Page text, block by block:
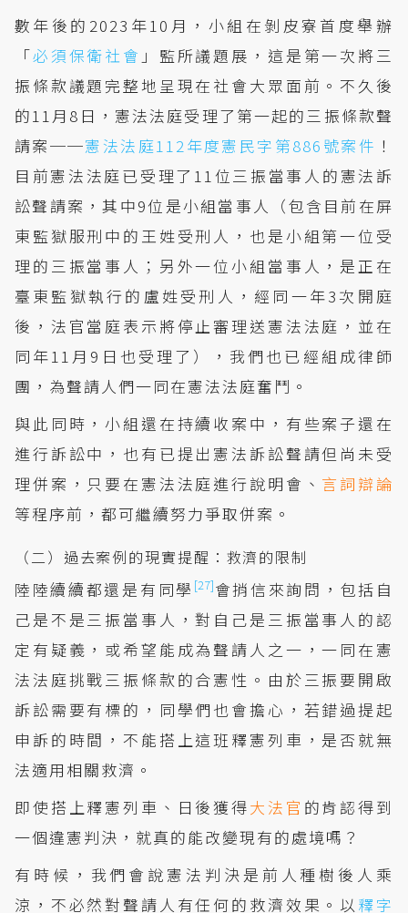
數年後的2023年10月，小組在剝皮寮首度舉辦
「必須保衛社會 」監所議題展，這是第一次將三
振條款議題完整地呈現在社會大眾面前。不久後
的11月8日，憲法法庭受理了第一起的三振條款聲
請案──憲法法庭112年度憲民字第886號案件 ！
目前憲法法庭已受理了11位三振當事人的憲法訴
訟聲請案，其中9位是小組當事人（包含目前在屏
東監獄服刑中的王姓受刑人，也是小組第一位受
理的三振當事人；另外一位小組當事人，是正在
臺東監獄執行的盧姓受刑人，經同一年3次開庭
後，法官當庭表示將停止審理送憲法法庭，並在
同年11月9日也受理了），我們也已經組成律師
團，為聲請人們一同在憲法法庭奮鬥。
與此同時，小組還在持續收案中，有些案子還在
進行訴訟中，也有已提出憲法訴訟聲請但尚未受
理併案，只要在憲法法庭進行說明會、 言詞辯論
等程序前，都可繼續努力爭取併案。
（二）過去案例的現實提醒：救濟的限制
陸陸續續都還是有同學 [27]會捎信來詢問，包括自
己是不是三振當事人，對自己是三振當事人的認
定有疑義，或希望能成為聲請人之一，一同在憲
法法庭挑戰三振條款的合憲性。由於三振要開啟
訴訟需要有標的，同學們也會擔心，若錯過提起
申訴的時間，不能搭上這班釋憲列車，是否就無
法適用相關救濟。
即使搭上釋憲列車、日後獲得大法官 的肯認得到
一個違憲判決，就真的能改變現有的處境嗎？
有時候，我們會說憲法判決是前人種樹後人乘
涼，不必然對聲請人有任何的救濟效果。以 釋字